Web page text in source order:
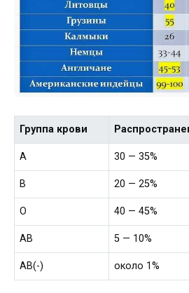
Группа крови
A 30 — 35%
B 20 — 25%
O 40 — 45%
AB 5 — 10%
AB(-) около 1%